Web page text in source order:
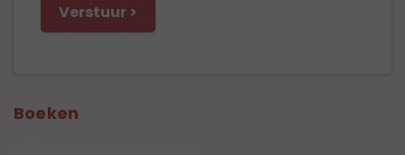
Boeken